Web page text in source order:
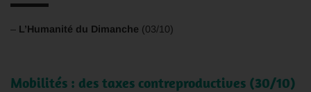
– L’Humanité du Dimanche (03/10)
Mobilités : des taxes contreproductives (30/10)